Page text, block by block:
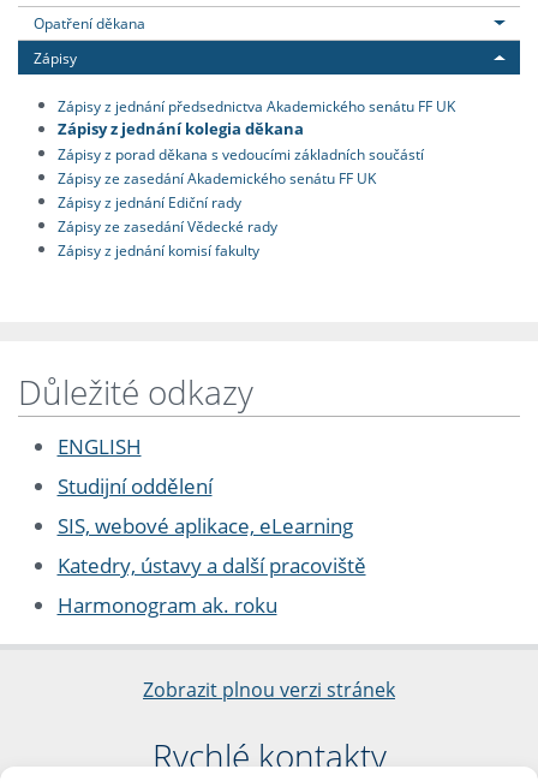
Opatření děkana
Zápisy
Zápisy z jednání předsednictva Akademického senátu FF UK
Zápisy z jednání kolegia děkana
Zápisy z porad děkana s vedoucími základních součástí
Zápisy ze zasedání Akademického senátu FF UK
Zápisy z jednání Ediční rady
Zápisy ze zasedání Vědecké rady
Zápisy z jednání komisí fakulty
Důležité odkazy
ENGLISH
Studijní oddělení
SIS, webové aplikace, eLearning
Katedry, ústavy a další pracoviště
Harmonogram ak. roku
Zobrazit plnou verzi stránek
Rychlé kontakty